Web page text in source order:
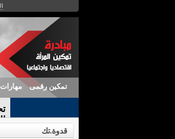
تمكين رقمى مهارات
قدوة.تك